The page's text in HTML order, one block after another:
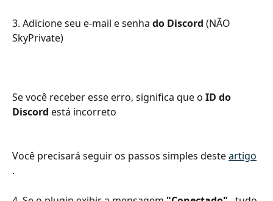
3. Adicione seu e-mail e senha do Discord (NÃO
SkyPrivate)
Se você receber esse erro, significa que o ID do
Discord está incorreto
Você precisará seguir os passos simples deste artigo
.